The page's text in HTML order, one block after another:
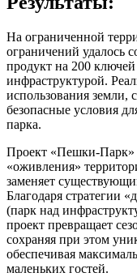
На ограниченной
ограничений удалось
продукт на 200
инфраструктурой.
использования земли,
безопасные условия
парка.
Проект «Пешки-
«оживления»
заменяет
Благодаря стратегии
(парк над
проект превращает
сохраняя при этом
обеспечивая
маленьких гостей.